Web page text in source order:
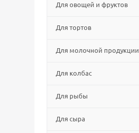
Для овощей и фруктов
Для тортов
Для молочной продукции
Для колбас
Для рыбы
Для сыра